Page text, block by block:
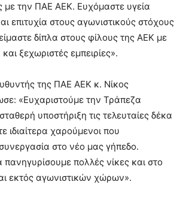
με την ΠΑΕ ΑΕΚ. Ευχόμαστε υγεία
επιτυχία στους αγωνιστικούς στόχους
δίπλα στους φίλους της ΑΕΚ με
ξεχωριστές εμπειρίες».
της ΠΑΕ ΑΕΚ κ. Νίκος
«Ευχαριστούμε την Τράπεζα
υποστήριξη τις τελευταίες δέκα
ιδιαίτερα χαρούμενοι που
στο νέο μας γήπεδο.
πανηγυρίσουμε πολλές νίκες και στο
εκτός αγωνιστικών χώρων».